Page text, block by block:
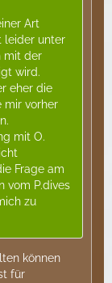
Art
leider unter
mit der
wird.
eher die
mir vorher
mit O.
Frage am
vom P.dives
zu
können
für